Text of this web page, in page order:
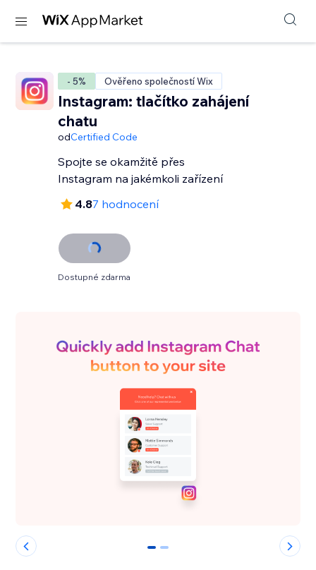
- 5% Ověřeno společností Wix
Instagram: tlačítko zahájení
chatu
odCertified Code
Spojte se okamžitě přes
Instagram na jakémkoli zařízení
4.87 hodnocení
Dostupné zdarma
0 1